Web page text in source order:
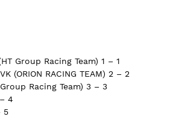
Group Racing Team) 1 – 1
(ORION RACING TEAM) 2 – 2
Racing Team) 3 – 3
4
5